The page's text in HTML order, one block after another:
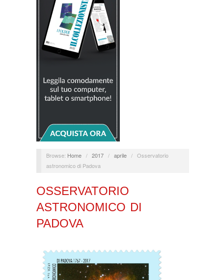
Browse: Home / 2017 / aprile / Osservatorio
astronomico di Padova
OSSERVATORIO
ASTRONOMICO DI
PADOVA